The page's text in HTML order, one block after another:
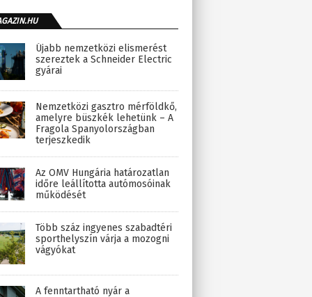
Újabb nemzetközi elismerést
szereztek a Schneider Electric
gyárai
Nemzetközi gasztro mérföldkő,
amelyre büszkék lehetünk – A
Fragola Spanyolországban
terjeszkedik
Az OMV Hungária határozatlan
időre leállította autómosóinak
működését
Több száz ingyenes szabadtéri
sporthelyszín várja a mozogni
vágyókat
A fenntartható nyár a